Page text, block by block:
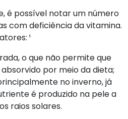
é possível notar um número
com deficiência da vitamina.
¹
o que não permite que
por meio da dieta;
no inverno, já
é produzido na pele a
raios solares.